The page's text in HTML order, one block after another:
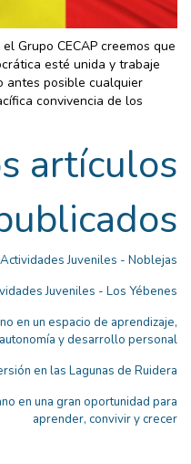
Grupo CECAP creemos que
esté unida y trabaje
antes posible cualquier
convivencia de los
artículos
Juveniles - Noblejas
Juveniles - Los Yébenes
en un espacio de aprendizaje,
autonomía y desarrollo personal
en las Lagunas de Ruidera
en una gran oportunidad para
aprender, convivir y crecer